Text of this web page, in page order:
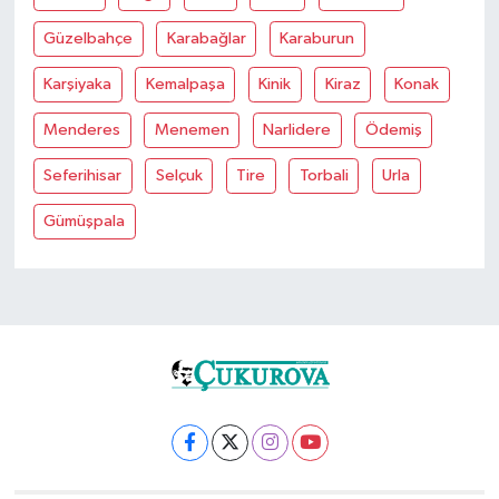
Güzelbahçe Karabağlar Karaburun
Karşiyaka Kemalpaşa Kinik Kiraz Konak
Menderes Menemen Narlidere Ödemiş
Seferihisar Selçuk Tire Torbali Urla
Gümüşpala